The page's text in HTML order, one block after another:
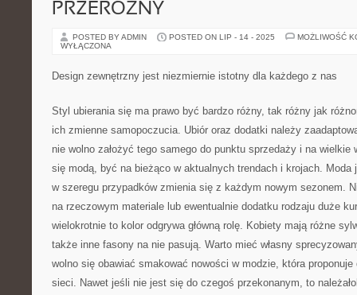
PRZERÓŻNY
POSTED BY ADMIN POSTED ON LIP - 14 - 2025
MOŻLIWOŚĆ
WYŁĄCZONA
Design zewnętrzny jest niezmiernie istotny dla każdego z nas
Styl ubierania się ma prawo być bardzo różny, tak różny jak
ich zmienne samopoczucia. Ubiór oraz dodatki należy
nie wolno założyć tego samego do punktu sprzedaży i na wielkie
się modą, być na bieżąco w aktualnych trendach i krojach. Moda
w szeregu przypadków zmienia się z każdym nowym sezonem.
na rzeczowym materiale lub ewentualnie dodatku rodzaju duże
wielokrotnie to kolor odgrywa główną rolę. Kobiety mają różne
także inne fasony na nie pasują. Warto mieć własny
wolno się obawiać smakować nowości w modzie, która
sieci. Nawet jeśli nie jest się do czegoś przekonanym, to